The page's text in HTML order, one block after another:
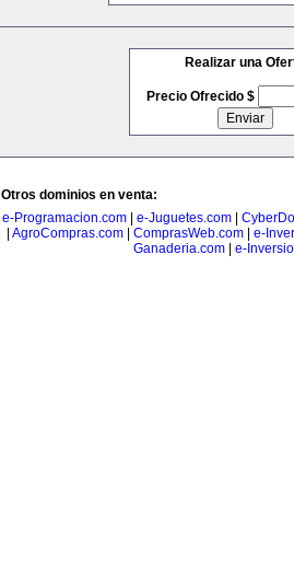
Realizar una
Precio Ofrecido $
Otros dominios en venta:
e-Programacion.com
e-Juguetes.com
AgroCompras.com ComprasWeb.com e-
Ganaderia.com| e-